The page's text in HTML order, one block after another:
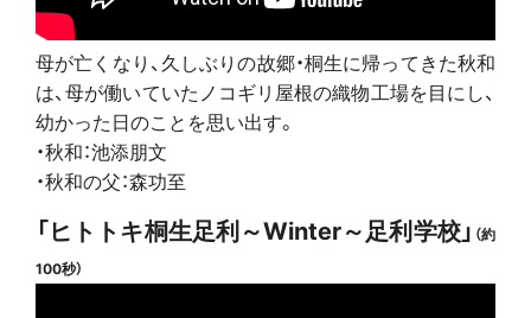
母が亡くなり、久しぶりの故郷・桐生に帰ってきた秋和
は、母が働いていたノコギリ屋根の織物工場を目にし、
幼かった日のことを思い出す。
・秋和：池添朋文
・秋和の父：森功至
「ヒトトキ桐生足利～Winter～足利学校」 （約
100秒）